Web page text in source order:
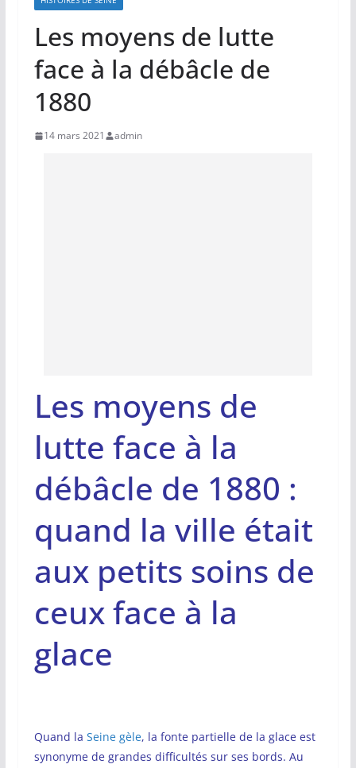
Les moyens de lutte
face à la débâcle de
1880
14 mars 2021 admin
Les moyens de
lutte face à la
débâcle de 1880 :
quand la ville était
aux petits soins de
ceux face à la
glace
Quand la Seine gèle, la fonte partielle de la glace est
synonyme de grandes difficultés sur ses bords. Au